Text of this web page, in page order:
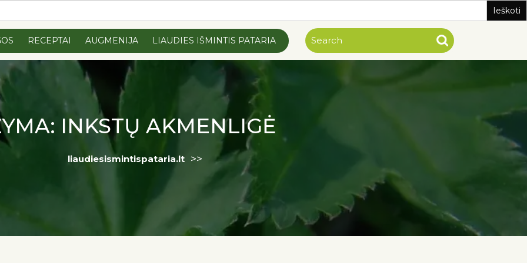
RECEPTAI AUGMENIJA LIAUDIES IŠMINTIS PATARIA
INKSTŲ AKMENLIGĖ
liaudiesismintispataria.lt >>